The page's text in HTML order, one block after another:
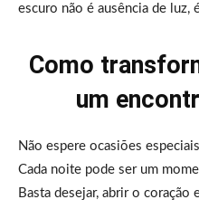
escuro não é ausência de luz,
Como
um
Não espere ocasiões
Cada noite pode ser um
Basta desejar, abrir o coração